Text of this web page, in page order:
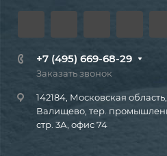
+7 (495) 669-68-29
Заказать звонок
142184, Московская
Валищево, тер.
стр. 3А, офис 74